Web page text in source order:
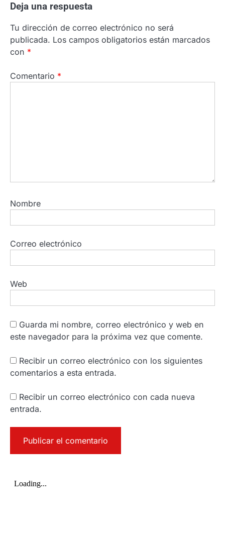
Deja una respuesta
Tu dirección de correo electrónico no será
publicada. Los campos obligatorios están marcados
con *
Comentario *
Nombre
Correo electrónico
Web
Guarda mi nombre, correo electrónico y web en
este navegador para la próxima vez que comente.
Recibir un correo electrónico con los siguientes
comentarios a esta entrada.
Recibir un correo electrónico con cada nueva
entrada.